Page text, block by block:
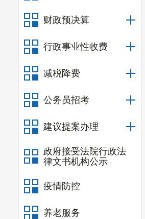
财政预决算
行政事业性收费
减税降费
公务员招考
建议提案办理
政府接受法院行政法
律文书机构公示
疫情防控
养老服务